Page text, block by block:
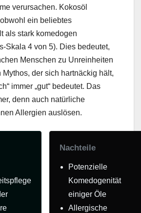
verursachen. Kokosöl
ein beliebtes
als stark komedogen
Skala 4 von 5). Dies bedeutet,
Menschen zu Unreinheiten
Mythos, der sich hartnäckig hält,
immer „gut“ bedeutet. Das
denn auch natürliche
Allergien auslösen.
Nachteile
Potenzielle
Komedogenität
einiger Öle
Allergische